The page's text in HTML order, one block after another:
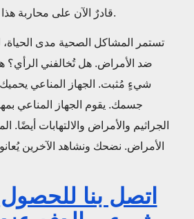
قادرٌ الآن على محاربة هذا المرض بشكل صحي.
تستمر المشاكل الصحية مدى
ضد الأمراض. هل تُخالفني الرأي؟
شيءٍ مُثبت. الجهاز المناعي
جسمك. يقوم الجهاز المناعي
الجراثيم والأمراض والالتهابات
الأمراض. نضحك ونشاهد الآخرين
اتصل بنا